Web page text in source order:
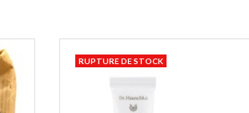
RUPTURE DE STOCK